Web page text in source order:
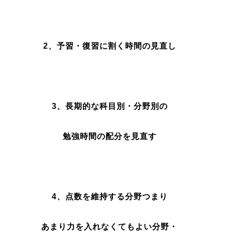
2、予習・復習に割く時間の見直し
3、長期的な科目別・分野別の
勉強時間の配分を見直す
4、点数を維持する分野つまり
あまり力を入れなくてもよい分野・